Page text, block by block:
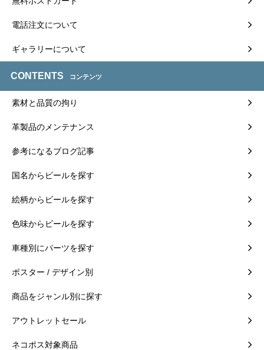
電話注文について
ギャラリーについて
CONTENTS コンテンツ
素材と品質の拘り
革製品のメンテナンス
参考になるブログ記事
国名からビールを探す
絵柄からビールを探す
色味からビールを探す
車種別にパーツを探す
ポスター / デザイン別
商品をジャンル別に探す
アウトレットセール
ネコポス対象商品